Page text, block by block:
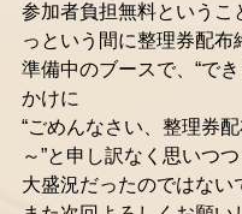
参加者負担無料というこ
っという間に整理券配布
準備中のブースで、“で
かけに
“ごめんなさい、整理券
～”と申し訳なく思いつつ
大盛況だったのではない